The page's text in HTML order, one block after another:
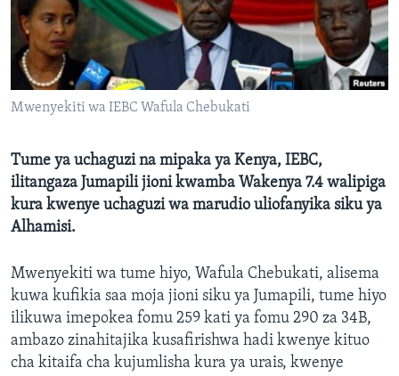
Mwenyekiti wa IEBC Wafula Chebukati
Tume ya uchaguzi na mipaka ya Kenya, IEBC,
ilitangaza Jumapili jioni kwamba Wakenya 7.4 walipiga
kura kwenye uchaguzi wa marudio uliofanyika siku ya
Alhamisi.
Mwenyekiti wa tume hiyo, Wafula Chebukati, alisema
kuwa kufikia saa moja jioni siku ya Jumapili, tume hiyo
ilikuwa imepokea fomu 259 kati ya fomu 290 za 34B,
ambazo zinahitajika kusafirishwa hadi kwenye kituo
cha kitaifa cha kujumlisha kura ya urais, kwenye